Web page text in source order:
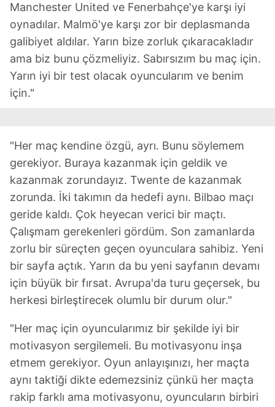
Manchester United ve Fenerbahçe'ye karşı iyi
oynadılar. Malmö'ye karşı zor bir deplasmanda
galibiyet aldılar. Yarın bize zorluk çıkaracakladır
ama biz bunu çözmeliyiz. Sabırsızım bu maç için.
Yarın iyi bir test olacak oyuncularım ve benim
için."
"Her maç kendine özgü, ayrı. Bunu söylemem
gerekiyor. Buraya kazanmak için geldik ve
kazanmak zorundayız. Twente de kazanmak
zorunda. İki takımın da hedefi aynı. Bilbao maçı
geride kaldı. Çok heyecan verici bir maçtı.
Çalışmam gerekenleri gördüm. Son zamanlarda
zorlu bir süreçten geçen oyunculara sahibiz. Yeni
bir sayfa açtık. Yarın da bu yeni sayfanın devamı
için büyük bir fırsat. Avrupa'da turu geçersek, bu
herkesi birleştirecek olumlu bir durum olur."
"Her maç için oyuncularımız bir şekilde iyi bir
motivasyon sergilemeli. Bu motivasyonu inşa
etmem gerekiyor. Oyun anlayışınızı, her maçta
aynı taktiği dikte edemezsiniz çünkü her maçta
rakip farklı ama motivasyonu, oyuncuların birbiri